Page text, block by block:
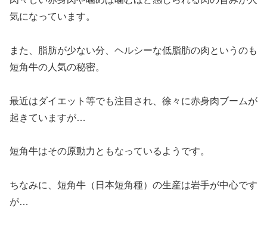
気になっています。
また、脂肪が少ない分、ヘルシーな低脂肪の肉というのも
短角牛の人気の秘密。
最近はダイエット等でも注目され、徐々に赤身肉ブームが
起きていますが…
短角牛はその原動力ともなっているようです。
ちなみに、短角牛（日本短角種）の生産は岩手が中心です
が…